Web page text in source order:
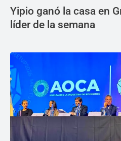
Yipio ganó la casa en
líder de la semana